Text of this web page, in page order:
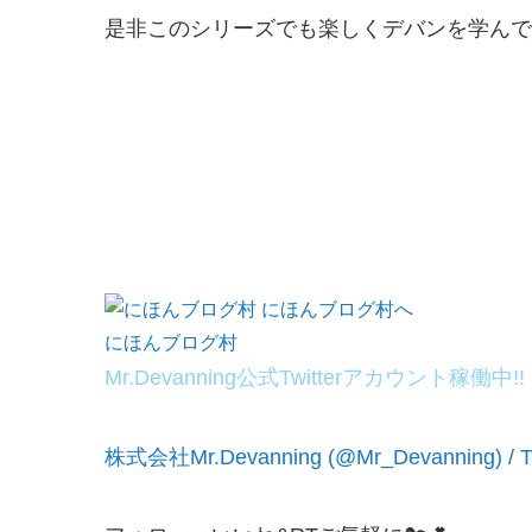
是非このシリーズでも楽しくデバンを学ん
にほんブログ村
Mr.Devanning公式Twitterアカウント稼働中!!
株式会社Mr.Devanning (@Mr_Devanning) /